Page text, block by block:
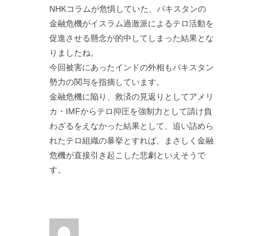
NHKコラムが危惧していた、パキスタンの
金融危機がイスラム過激派によるテロ活動を
促進させる懸念が的中してしまった結果とな
りましたね。
今回被害にあったインドの外相もパキスタン
勢力の関与を指摘しています。
金融危機に陥り、救済の見返りとしてアメリ
カ・IMFからテロ抑圧を強制力として請け負
わざるをえなかった結果として、追い詰めら
れたテロ組織の暴挙とすれば、まさしく金融
危機が直接引き起こした悲劇といえそうで
す。